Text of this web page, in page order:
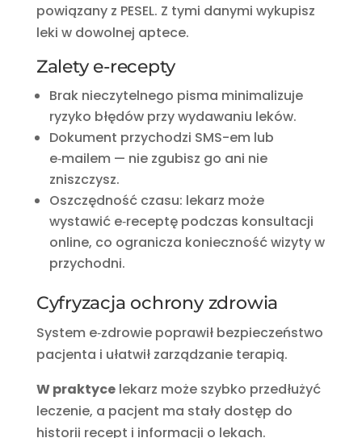
powiązany z PESEL. Z tymi danymi wykupisz
leki w dowolnej aptece.
Zalety e-recepty
Brak nieczytelnego pisma minimalizuje
ryzyko błędów przy wydawaniu leków.
Dokument przychodzi SMS-em lub
e‑mailem — nie zgubisz go ani nie
zniszczysz.
Oszczędność czasu: lekarz może
wystawić e‑receptę podczas konsultacji
online, co ogranicza konieczność wizyty w
przychodni.
Cyfryzacja ochrony zdrowia
System e‑zdrowie poprawił bezpieczeństwo
pacjenta i ułatwił zarządzanie terapią.
W praktycelekarz może szybko przedłużyć
leczenie, a pacjent ma stały dostęp do
historii recept i informacji o lekach.